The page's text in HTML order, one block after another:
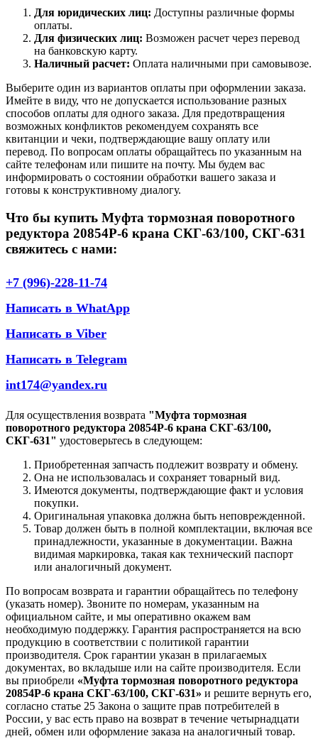
Для юридических лиц: Доступны различные формы
оплаты.
Для физических лиц: Возможен расчет через перевод
на банковскую карту.
Наличный расчет: Оплата наличными при самовывозе.
Выберите один из вариантов оплаты при оформлении заказа.
Имейте в виду, что не допускается использование разных
способов оплаты для одного заказа. Для предотвращения
возможных конфликтов рекомендуем сохранять все
квитанции и чеки, подтверждающие вашу оплату или
перевод. По вопросам оплаты обращайтесь по указанным на
сайте телефонам или пишите на почту. Мы будем вас
информировать о состоянии обработки вашего заказа и
готовы к конструктивному диалогу.
Что бы купить Муфта тормозная поворотного
редуктора 20854Р-6 крана СКГ-63/100, СКГ-631
свяжитесь с нами:
+7 (996)-228-11-74
Написать в WhatApp
Написать в Viber
Написать в Telegram
int174@yandex.ru
Для осуществления возврата "Муфта тормозная
поворотного редуктора 20854Р-6 крана СКГ-63/100,
СКГ-631" удостоверьтесь в следующем:
Приобретенная запчасть подлежит возврату и обмену.
Она не использовалась и сохраняет товарный вид.
Имеются документы, подтверждающие факт и условия
покупки.
Оригинальная упаковка должна быть неповрежденной.
Товар должен быть в полной комплектации, включая все
принадлежности, указанные в документации. Важна
видимая маркировка, такая как технический паспорт
или аналогичный документ.
По вопросам возврата и гарантии обращайтесь по телефону
(указать номер). Звоните по номерам, указанным на
официальном сайте, и мы оперативно окажем вам
необходимую поддержку. Гарантия распространяется на всю
продукцию в соответствии с политикой гарантии
производителя. Срок гарантии указан в прилагаемых
документах, во вкладыше или на сайте производителя. Если
вы приобрели «Муфта тормозная поворотного редуктора
20854Р-6 крана СКГ-63/100, СКГ-631» и решите вернуть его,
согласно статье 25 Закона о защите прав потребителей в
России, у вас есть право на возврат в течение четырнадцати
дней, обмен или оформление заказа на аналогичный товар.